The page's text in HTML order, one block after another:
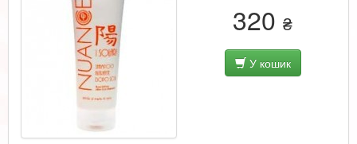
320 ₴
У кошик